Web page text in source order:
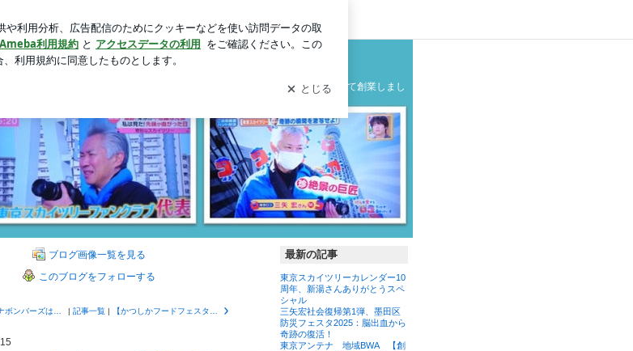
| 東京スカイツリーファンクラブブログ
ァンクラブブログ
京タワーが開業した昭和33年（1958）にテレビアンテナの製造メーカーとして創業しまし
ブログ画像一覧を見る
このブログをフォローする
| 記事一覧 |
最新の記事
東京スカイツリーカレンダー10
周年、新湯さんありがとうスペ
シャル
三矢宏社会復帰第1弾、墨田区
防災フェスタ2025：脳出血から
奇跡の復活！
東京アンテナ 地域BWA 【創